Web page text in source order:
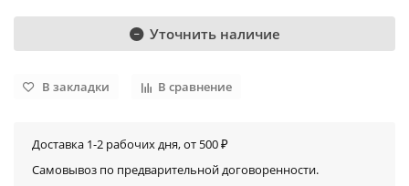
Уточнить наличие
В закладки В сравнение
Доставка 1-2 рабочих дня, от 500 ₽
Самовывоз по предварительной договоренности.